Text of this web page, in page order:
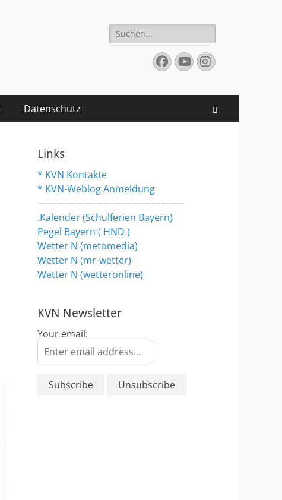
Suchen
nach:
Facebook
YouTube
Instagram
Datenschutz
Links
* KVN Kontakte
* KVN-Weblog Anmeldung
———————————————–
.Kalender (Schulferien Bayern)
Pegel Bayern ( HND )
Wetter N (metomedia)
Wetter N (mr-wetter)
Wetter N (wetteronline)
KVN Newsletter
Your email: